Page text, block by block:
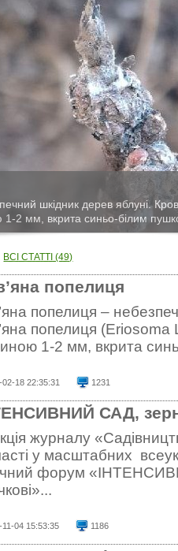
шкідник дерев яблуні.
2 мм, вкрита синьо-білим
ВСІ СТАТТІ (49)
попелиця
попелиця –
попелиця
1-2 мм, вкрита
02-18 22:35:31 1231
САД,
журналу
у масштабних
форум
11-04 15:53:35 1186